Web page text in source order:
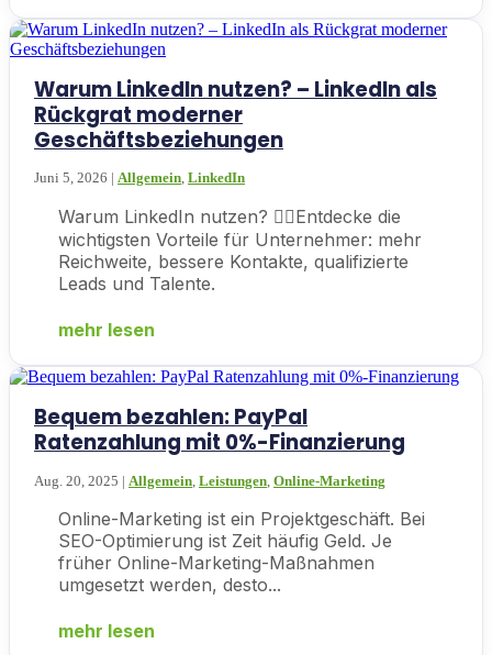
Warum LinkedIn nutzen? – LinkedIn als
Rückgrat moderner
Geschäftsbeziehungen
Juni 5, 2026 | Allgemein, LinkedIn
Warum LinkedIn nutzen? 👉🏼Entdecke die
wichtigsten Vorteile für Unternehmer: mehr
Reichweite, bessere Kontakte, qualifizierte
Leads und Talente.
mehr lesen
Bequem bezahlen: PayPal
Ratenzahlung mit 0%-Finanzierung
Aug. 20, 2025 | Allgemein Leistungen Online-Marketing
Online-Marketing ist ein Projektgeschäft. Bei
SEO-Optimierung ist Zeit häufig Geld. Je
früher Online-Marketing-Maßnahmen
umgesetzt werden, desto...
mehr lesen